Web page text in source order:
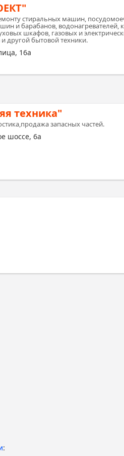
стиральных машин,
и барабанов, водонагревателей,
шкафов, газовых и
другой бытовой техники.
16а
техника"
запасных частей.
шоссе, 6а
: